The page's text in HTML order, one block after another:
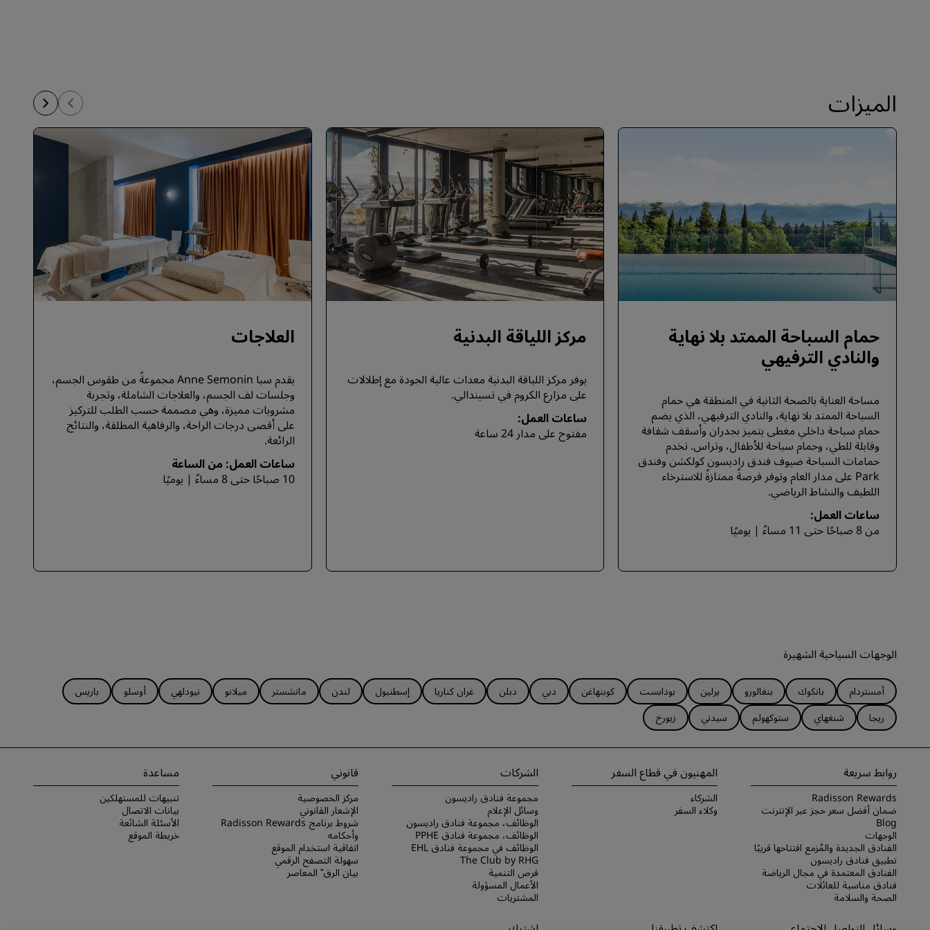
الميزات
حمام السباحة الممتد بلا نهاية
والنادي الترفيهي
مساحة العناية بالصحة الثانية في المنطقة هي حمام
السباحة الممتد بلا نهاية، والنادي الترفيهي، الذي يضم
حمام سباحة داخلي مغطى يتميز بجدران وأسقف شفافة
وقابلة للطي، وحمام سباحة للأطفال، وتراس. تخدم
حمامات السباحة ضيوف فندق راديسون كولكشن وفندق
Park على مدار العام وتوفر فرصةً ممتازةً للاسترخاء
اللطيف والنشاط الرياضي.
ساعات العمل:
من 8 صباحًا حتى 11 مساءً | يوميًا
مركز اللياقة البدنية
يوفر مركز اللياقة البدنية معدات عالية الجودة مع إطلالات
على مزارع الكروم في تسيندالي.
ساعات العمل:
مفتوح على مدار 24 ساعة
العلاجات
يقدم سبا Anne Semonin مجموعةً من طقوس الجسم،
وجلسات لف الجسم، والعلاجات الشاملة، وتجربة
مشروبات مميزة، وهي مصممة حسب الطلب للتركيز
على أقصى درجات الراحة، والرفاهية المطلقة، والنتائج
الرائعة.
ساعات العمل: من الساعة
10 صباحًا حتى 8 مساءً | يوميًا
الوجهات السياحية الشهيرة
أمستردام بانكوك بنغالورو برلين بودابست كوبنهاغن دبي دبلن غران كناريا إسطنبول لندن مانشستر ميلانو نيودلهي أوسلو
باريس
ريجا
شنغهاي ستوكهولم سيدني زيورخ
روابط سريعة
Radisson Rewards
ضمان أفضل سعر حجز عبر الإنترنت
Blog
الوجهات
الفنادق الجديدة والمُزمع افتتاحها قريبًا
تطبيق فنادق راديسون
الفنادق المعتمدة في مجال الرياضة
فنادق مناسبة للعائلات
الصحة والسلامة
المهنيون في قطاع السفر
الشركاء
وكلاء السفر
الشركات
مجموعة فنادق راديسون
وسائل الإعلام
الوظائف، مجموعة فنادق راديسون
الوظائف، مجموعة فنادق PPHE
الوظائف في مجموعة فنادق EHL
The Club by RHG
فرص التنمية
الأعمال المسؤولة
المشتريات
قانوني
مركز الخصوصية
الإشعار القانوني
شروط برنامج Radisson Rewards
وأحكامه
اتفاقية استخدام الموقع
سهولة التصفح الرقمي
بيان الرق ّ المعاصر
مساعدة
تنبيهات للمستهلكين
بيانات الاتصال
الأسئلة الشائعة
خريطة الموقع